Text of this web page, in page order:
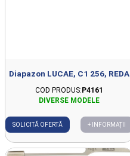
Diapazon LUCAE, C1 256, REDA
COD PRODUS: P4161
SOLICITĂ OFERTĂ + INFORMAȚII